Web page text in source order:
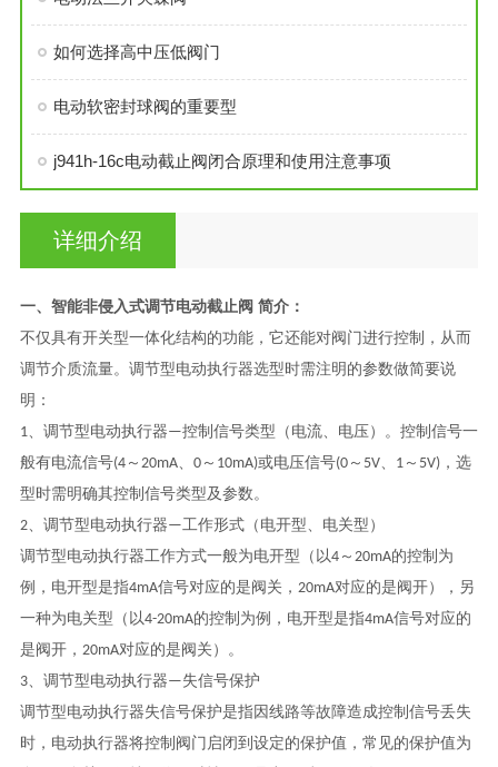
如何选择高中压低阀门
电动软密封球阀的重要型
j941h-16c电动截止阀闭合原理和使用注意事项
详细介绍
一、 智能非侵入式调节电动截止阀 简介：
不仅具有开关型一体化结构的功能，它还能对阀门进行控制，从而
调节介质流量。调节型电动执行器选型时需注明的参数做简要说
明：
1、调节型电动执行器—控制信号类型（电流、电压）。控制信号一
般有电流信号(4～20mA、0～10mA)或电压信号(0～5V、1～5V)，选
型时需明确其控制信号类型及参数。
2、调节型电动执行器—工作形式（电开型、电关型）
调节型电动执行器工作方式一般为电开型（以4～20mA的控制为
例，电开型是指4mA信号对应的是阀关，20mA对应的是阀开），另
一种为电关型（以4-20mA的控制为例，电开型是指4mA信号对应的
是阀开，20mA对应的是阀关）。
3、调节型电动执行器—失信号保护
调节型电动执行器失信号保护是指因线路等故障造成控制信号丢失
时，电动执行器将控制阀门启闭到设定的保护值，常见的保护值为